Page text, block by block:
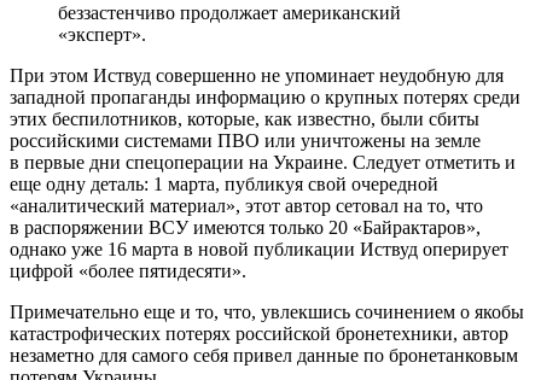
беззастенчиво продолжает американский
«эксперт».
При этом Иствуд совершенно не упоминает неудобную для
западной пропаганды информацию о крупных потерях среди
этих беспилотников, которые, как известно, были сбиты
российскими системами ПВО или уничтожены на земле
в первые дни спецоперации на Украине. Следует отметить и
еще одну деталь: 1 марта, публикуя свой очередной
«аналитический материал», этот автор сетовал на то, что
в распоряжении ВСУ имеются только 20 «Байрактаров»,
однако уже 16 марта в новой публикации Иствуд оперирует
цифрой «более пятидесяти».
Примечательно еще и то, что, увлекшись сочинением о якобы
катастрофических потерях российской бронетехники, автор
незаметно для самого себя привел данные по бронетанковым